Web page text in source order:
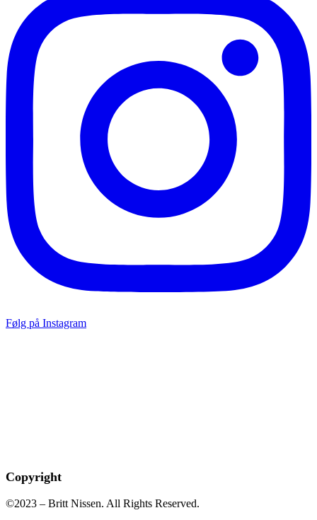
Følg på Instagram
Copyright
©2023 – Britt Nissen. All Rights Reserved.